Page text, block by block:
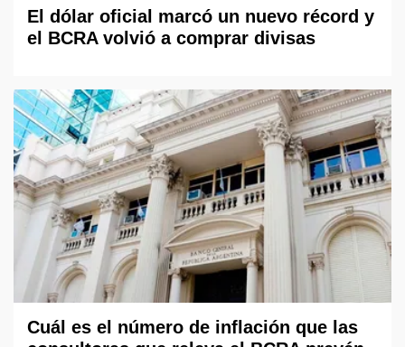
El dólar oficial marcó un nuevo récord y
el BCRA volvió a comprar divisas
Cuál es el número de inflación que las